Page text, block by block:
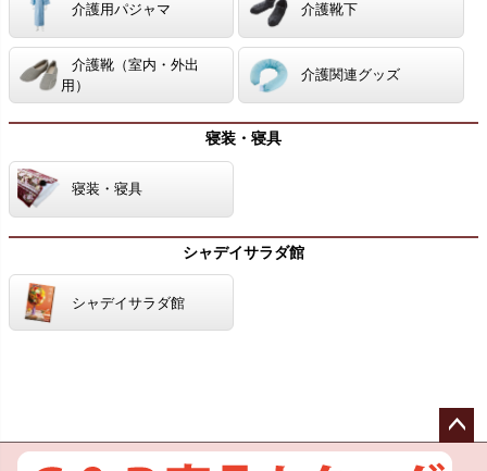
介護用パジャマ 介護靴下
介護靴（室内・外出
用）
介護関連グッズ
寝装・寝具
寝装・寝具
シャデイサラダ館
シャデイサラダ館
ペー